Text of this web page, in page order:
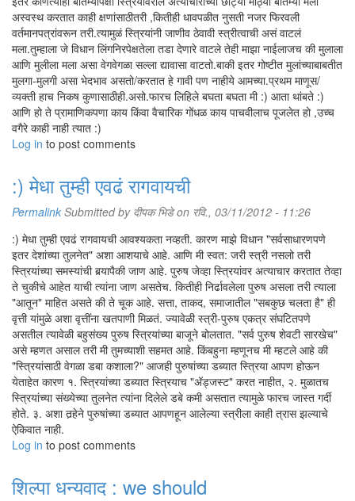
अस्वस्थ करतात काही क्षणांसाठीतरी ,कितीही धावपळीत नुसती नजर फिरवली
वर्तमानपत्रांवरून तरी.त्यामुळं स्त्रियांनी जाणीव ठेवावी स्त्रीत्वाची असं वाटलं
मला.तुम्हाला जे विधान लिंगनिरपेक्षतेला तडा देणारे वाटले तेही माझा नाईलाजच की मुलाला
आणि मुलीला मला असा वेगवेगळा सल्ला द्यावासा वाटतो.बाकी इतर गोष्टीत मुलांच्याबाबतीत
मुलगा-मुलगी असा भेदभाव असतो/करतात हे गावी पण नाहीये आमच्या.प्रथम माणूस/
व्यक्ती हाच निकष कुणासाठीही.असो.फारच लिहिले बघता बघता मी :) आता थांबते :)
आणि हो ते प्रामाणिकपणा काय किंवा वैचारिक गोंधळ काय पाचवीलाच पूजलेत हो ,उच्च
वगैरे काही नाही त्यात :)
Log in to post comments
:) मेधा तुम्ही एवढं रागवायची
Permalink Submitted by दीपक भिडेon रवि., 03/11/2012 - 11:26
:) मेधा तुम्ही एवढं रागवायची आवश्यकता नव्हती. कारण माझे विधान "सर्वसाधारणपणे
इतर देशांच्या तुलनेत" अशा आशयाचे आहे. आणि मी स्वत: जरी स्त्री नसलो तरी
स्त्रियांच्या समस्यांची बर्‍यापैकी जाण आहे. पुरुष जेव्हा स्त्रियांवर अत्याचार करतात तेव्हा
ते चुकीचे आहेत याची त्यांना जाण असतेच. कितीही निर्ढावलेला पुरुष असला तरी त्याला
"आतून" माहित असते की ते चूक आहे. सत्ता, ताकद, समाजातील "सबकुछ चलता है" ही
वृत्ती यांमुळे अशा वृत्तींना खतपाणी मिळतं. ज्यावेळी स्त्री-पुरुष एकत्र संघटितपणे
असतील त्यावेळी बहुसंख्य पुरुष स्त्रियांच्या बाजूने बोलतात. "सर्व पुरुष शेवटी सारखेच"
असे म्हणत असाल तरी मी तुमच्याशी सहमत आहे. किंबहुना म्हणूनच मी म्हटले आहे की
"स्त्रियांसाठी वेगळा डबा कशाला?" आजही पुरुषांच्या डब्यात स्त्रिया आपण होऊन
येताहेत कारण १. स्त्रियांच्या डब्यात स्त्रियाच "अ‍ॅड्जस्ट" करत नाहीत, २. मुळातच
स्त्रियांच्या संख्येच्या तुलनेत त्यांना दिलेले डबे कमी असतात त्यामुळे फारच जास्त गर्दी
होते. ३. अशा तर्‍हेने पुरुषांच्या डब्यात आपणहून आलेल्या स्त्रीला काही त्रास झल्याचे
ऐकिवात नाही.
Log in to post comments
शिल्पा धन्यवाद : we should